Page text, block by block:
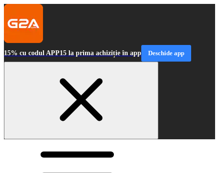
15% cu codul APP15 la prima achiziție în app Deschide app